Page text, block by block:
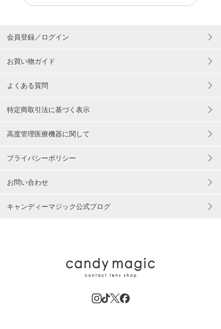
会員登録／ログイン
お買い物ガイド
よくある質問
特定商取引法に基づく表示
高度管理医療機器に関して
プライバシーポリシー
お問い合わせ
キャンディーマジック公式ブログ